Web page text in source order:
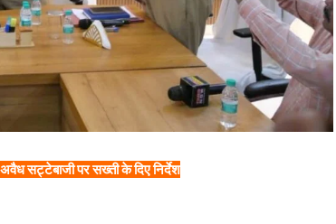
सट्टेबाजी पर सख्ती के दिए निर्देश